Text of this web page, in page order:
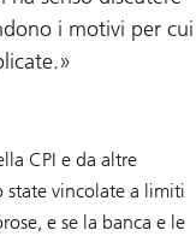
i motivi per cui
CPI e da altre
state vincolate a limiti
e se la banca e le